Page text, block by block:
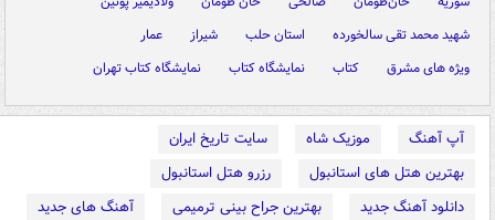
شهید محمد تقی سالخورده
استان حلب شیراز
عمار
ویژه های مشرق
کتاب نمایشگاه کتاب نمایشگاه کتاب تهران
آپ آهنگ موزیک شاه
سایت تاریخ ایران
بهترین هتل های استانبول
رزرو هتل استانبول
دانلود آهنگ جدید
بهترین جراح بینی ترمیمی
آهنگ های جدید